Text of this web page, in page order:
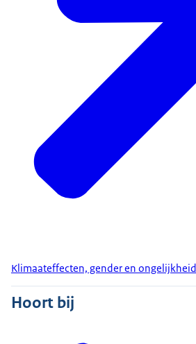
Klimaateffecten, gender en ongelijkheid
Hoort bij